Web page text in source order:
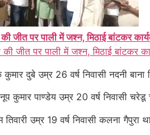
जीत पर पाली में जश्न, मिठाई बांटकर
जीत पर पाली में जश्न, मिठाई बांटकर
दुबे उम्र 26 वर्ष निवासी नदनी बाना
कुमार पाण्डेय उम्र 20 वर्ष निवासी चरेडू
तिवारी उम्र 19 वर्ष निवासी कलना गैपुरा